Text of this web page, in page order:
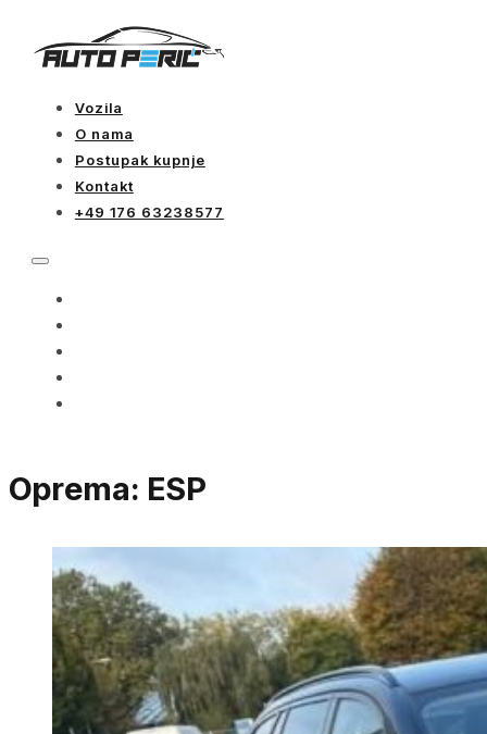
Vozila
O nama
Postupak kupnje
Kontakt
+49 176 63238577
Oprema: ESP